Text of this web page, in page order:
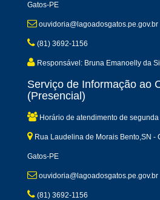
Gatos-PE
ouvidoria@lagoadosgatos.pe.gov.br
(81) 3692-1156
Responsável: Bruna Emanoelly da
Serviço de Informação ao
(Presencial)
Horário de atendimento de segunda
Rua Laudelina de Morais Bento,SN -
Gatos-PE
ouvidoria@lagoadosgatos.pe.gov.br
(81) 3692-1156